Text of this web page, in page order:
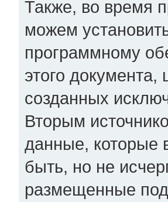
Также, во время
можем
программному
этого документа,
созданных
Вторым
данные, которые
быть, но не
размещенные